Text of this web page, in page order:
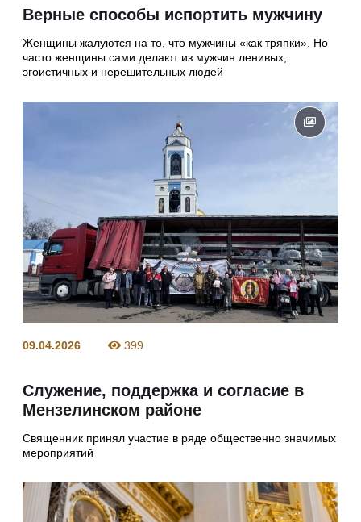
Верные способы испортить мужчину
Женщины жалуются на то, что мужчины «как тряпки». Но
часто женщины сами делают из мужчин ленивых,
эгоистичных и нерешительных людей
09.04.2026 399
Служение, поддержка и согласие в
Мензелинском районе
Священник принял участие в ряде общественно значимых
мероприятий